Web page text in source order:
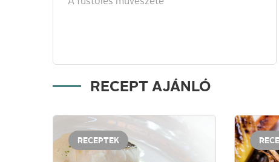
RECEPT AJÁNLÓ
RECEPTEK